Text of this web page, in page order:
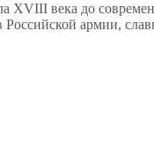
XVIII века до
армии,